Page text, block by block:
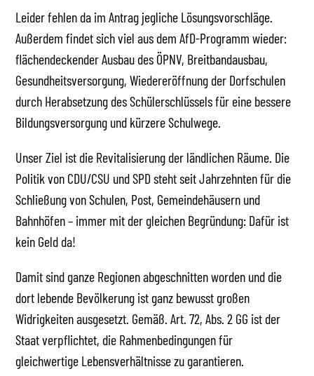
Leider fehlen da im Antrag jegliche Lösungsvorschläge.
Außerdem findet sich viel aus dem AfD-Programm wieder:
flächendeckender Ausbau des ÖPNV, Breitbandausbau,
Gesundheitsversorgung, Wiedereröffnung der Dorfschulen
durch Herabsetzung des Schülerschlüssels für eine bessere
Bildungsversorgung und kürzere Schulwege.
Unser Ziel ist die Revitalisierung der ländlichen Räume. Die
Politik von CDU/CSU und SPD steht seit Jahrzehnten für die
Schließung von Schulen, Post, Gemeindehäusern und
Bahnhöfen – immer mit der gleichen Begründung: Dafür ist
kein Geld da!
Damit sind ganze Regionen abgeschnitten worden und die
dort lebende Bevölkerung ist ganz bewusst großen
Widrigkeiten ausgesetzt. Gemäß. Art. 72, Abs. 2 GG ist der
Staat verpflichtet, die Rahmenbedingungen für
gleichwertige Lebensverhältnisse zu garantieren.